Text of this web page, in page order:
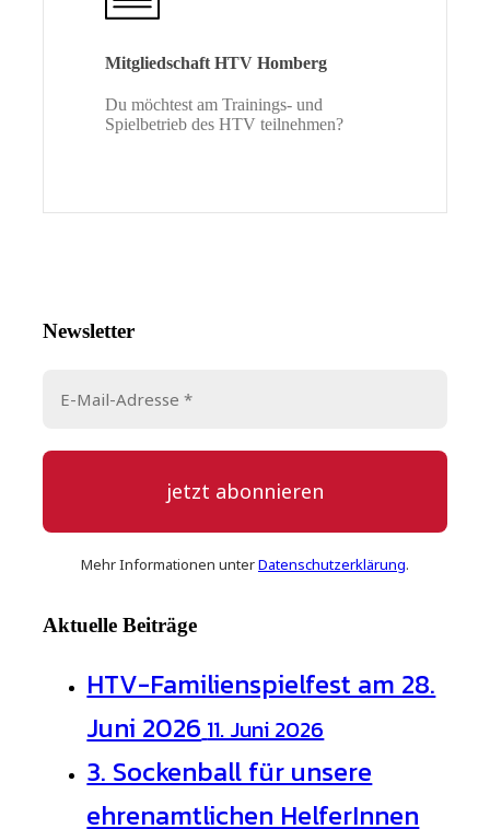
Mitgliedschaft HTV Homberg
Du möchtest am Trainings- und
Spielbetrieb des HTV teilnehmen?
Newsletter
Mehr Informationen unterDatenschutzerklärung.
Aktuelle Beiträge
HTV-Familienspielfest am 28.
Juni 202611. Juni 2026
3. Sockenball für unsere
ehrenamtlichen HelferInnen